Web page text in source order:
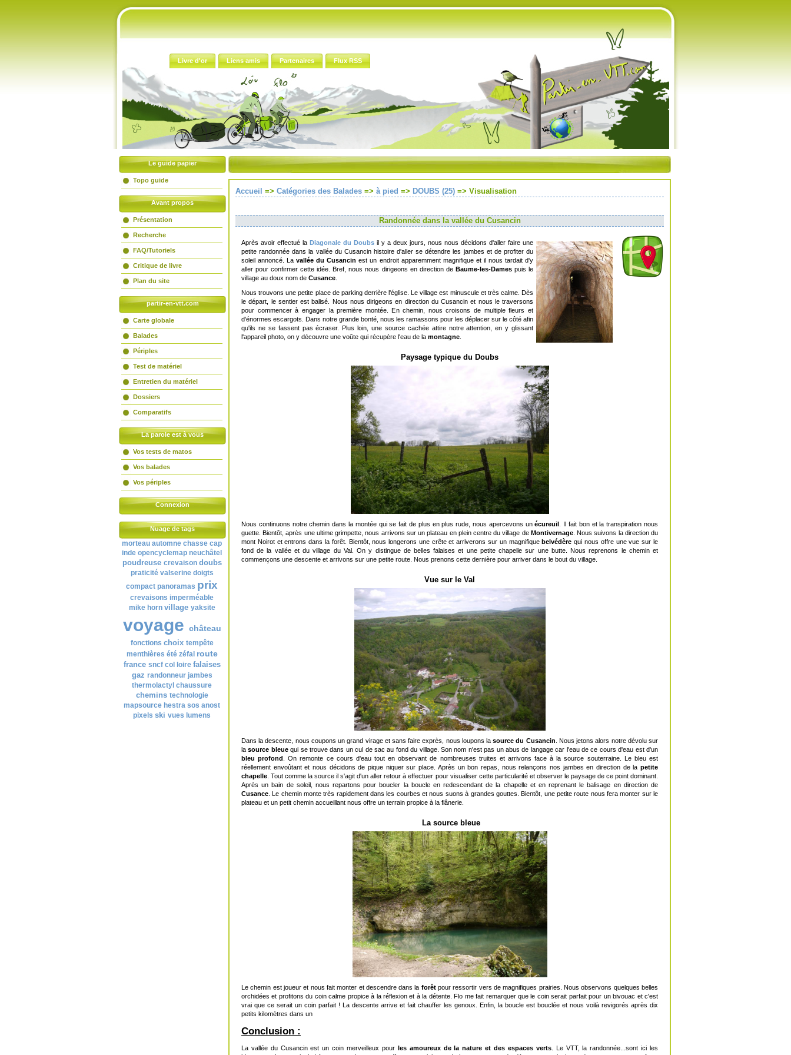
Livre d'or Liens amis Partenaires Flux RSS
Le guide papier
Topo guide
Avant propos
Présentation
Recherche
FAQ/Tutoriels
Critique de livre
Plan du site
partir-en-vtt.com
Carte globale
Balades
Périples
Test de matériel
Entretien du matériel
Dossiers
Comparatifs
La parole est à vous
Vos tests de matos
Vos balades
Vos périples
Connexion
Nuage de tags
morteau automne chasse cap
inde opencyclemap neuchâtel
poudreuse crevaison doubs
praticité valserine doigts
compact panoramas prix
crevaisons imperméable
mike horn village yaksite
voyage château
fonctions choix tempête
menthières été zéfal route
france sncf col loire falaises
gaz randonneur jambes
thermolactyl chaussure
chemins technologie
mapsource hestra sos anost
pixels ski vues lumens
Accueil => Catégories des Balades => à pied => DOUBS (25) => Visualisation
Randonnée dans la vallée du Cusancin
Après avoir effectué la Diagonale du Doubs il y a deux jours, nous nous décidons d'aller faire une
petite randonnée dans la vallée du Cusancin histoire d'aller se détendre les jambes et de profiter du
soleil annoncé. Lavallée du Cusancin est un endroit apparemment magnifique et il nous tardait d'y
aller pour confirmer cette idée. Bref, nous nous dirigeons en direction de Baume-les-Damespuis le
village au doux nom de Cusance
Nous trouvons une petite place de parking derrière l'église. Le village est minuscule et très calme. Dès
le départ, le sentier est balisé. Nous nous dirigeons en direction du Cusancin et nous le traversons
pour commencer à engager la première montée. En chemin, nous croisons de multiple fleurs et
d'énormes escargots. Dans notre grande bonté, nous les ramassons pour les déplacer sur le côté afin
qu'ils ne se fassent pas écraser. Plus loin, une source cachée attire notre attention, en y glissant
l'appareil photo, on y découvre une voûte qui récupère l'eau de la montagne
Paysage typique du Doubs
Nous continuons notre chemin dans la montée qui se fait de plus en plus rude, nous apercevons unécureuil . Il fait bon et la transpiration nous
guette. Bientôt, après une ultime grimpette, nous arrivons sur un plateau en plein centre du village de Montivernage. Nous suivons la direction du
mont Noirot et entrons dans la forêt. Bientôt, nous longerons une crête et arriverons sur un magnifiquebelvédère qui nous offre une vue sur le
fond de la vallée et du village du Val. On y distingue de belles falaises et une petite chapelle sur une butte. Nous reprenons le chemin et
commençons une descente et arrivons sur une petite route. Nous prenons cette dernière pour arriver dans le bout du village.
Vue sur le Val
Dans la descente, nous coupons un grand virage et sans faire exprès, nous loupons lasource du Cusancin . Nous jetons alors notre dévolu sur
la source bleuequi se trouve dans un cul de sac au fond du village. Son nom n'est pas un abus de langage car l'eau de ce cours d'eau est d'un
bleu profond . On remonte ce cours d'eau tout en observant de nombreuses truites et arrivons face à la source souterraine. Le bleu est
réellement envoûtant et nous décidons de pique niquer sur place. Après un bon repas, nous relançons nos jambes en direction de la petite
chapelle . Tout comme la source il s'agit d'un aller retour à effectuer pour visualiser cette particularité et observer le paysage de ce point dominant.
Après un bain de soleil, nous repartons pour boucler la boucle en redescendant de la chapelle et en reprenant le balisage en direction de
Cusance . Le chemin monte très rapidement dans les courbes et nous suons à grandes gouttes. Bientôt, une petite route nous fera monter sur le
plateau et un petit chemin accueillant nous offre un terrain propice à la flânerie.
La source bleue
Le chemin est joueur et nous fait monter et descendre dans la forêtpour ressortir vers de magnifiques prairies. Nous observons quelques belles
orchidées et profitons du coin calme propice à la réflexion et à la détente. Flo me fait remarquer que le coin serait parfait pour un bivouac et c'est
vrai que ce serait un coin parfait ! La descente arrive et fait chauffer les genoux. Enfin, la boucle est bouclée et nous voilà revigorés après dix
petits kilomètres dans un
Conclusion :
La vallée du Cusancin est un coin merveilleux pour les amoureux de la nature et des espaces verts. Le VTT, la randonnée...sont ici les